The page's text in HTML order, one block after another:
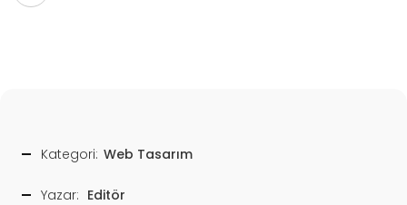
Kategori: Web Tasarım
Yazar: Editör